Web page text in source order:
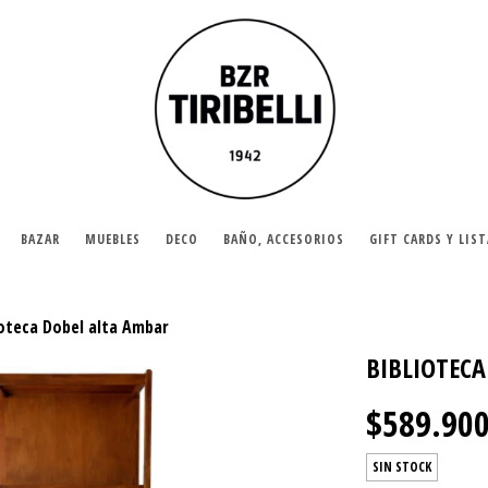
BAZAR MUEBLES DECO BAÑO, ACCESORIOS GIFT CARDS Y
Dobel alta Ambar
SIN STOCK